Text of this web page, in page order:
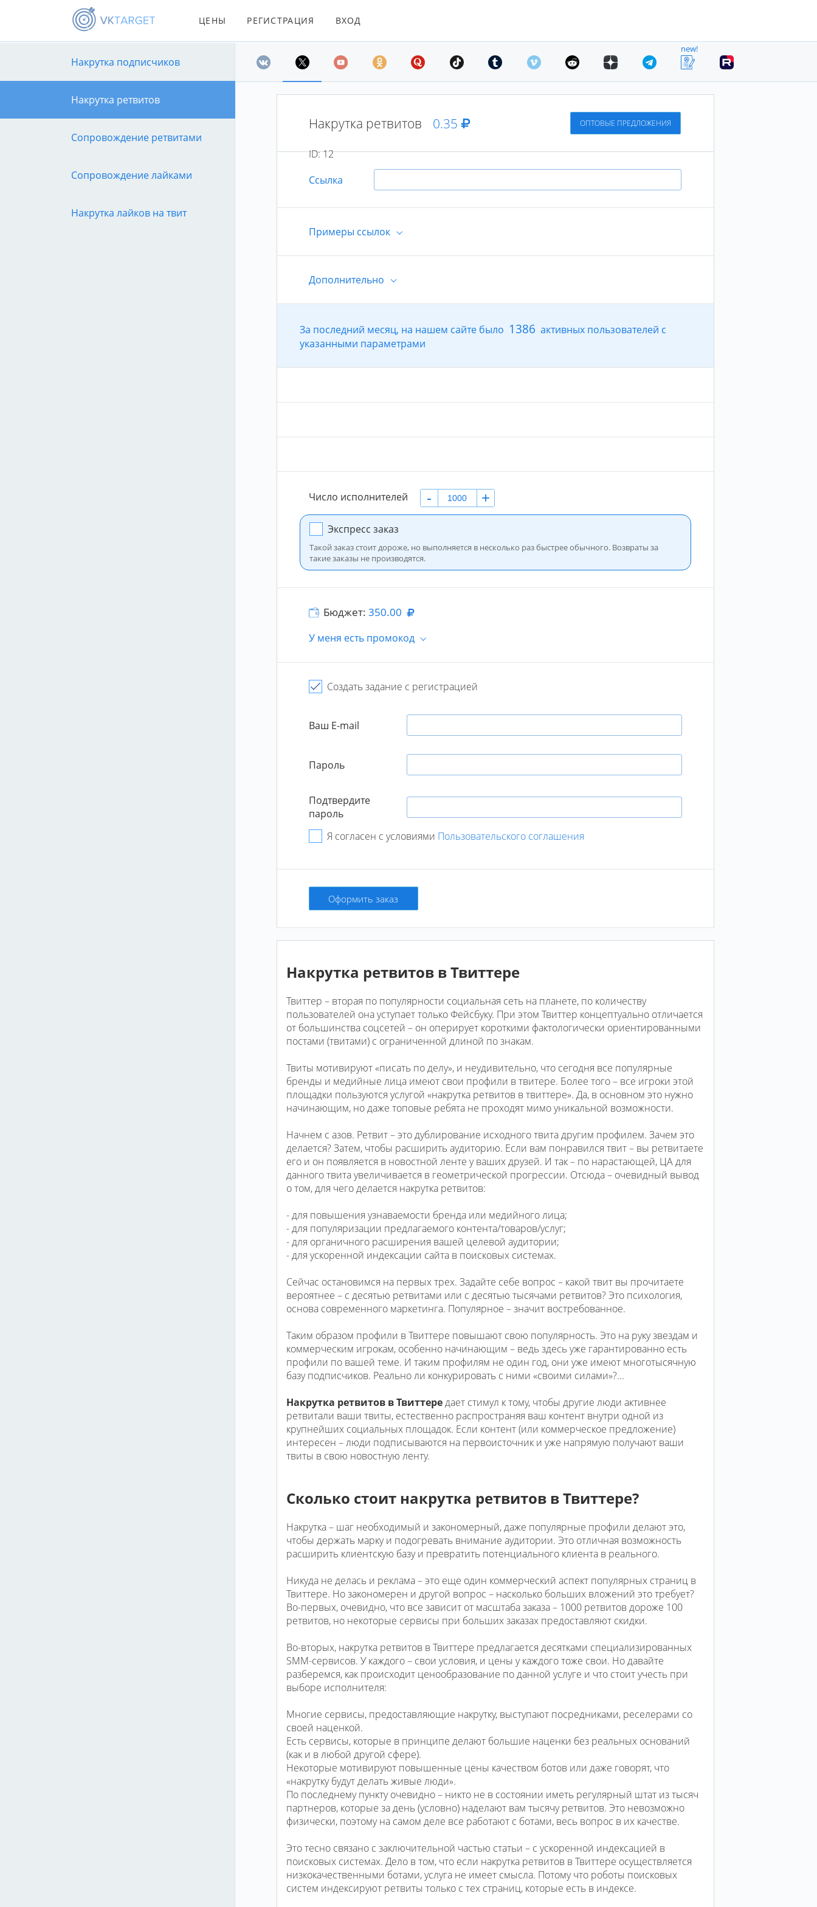
ЦЕНЫ РЕГИСТРАЦИЯ ВХОД
Накрутка подписчиков
Накрутка ретвитов
Сопровождение ретвитами
Сопровождение лайками
Накрутка лайков на твит
new!
Накрутка ретвитов 0.35
ID:12
ОПТОВЫЕ ПРЕДЛОЖЕНИЯ
Ссылка
Примеры ссылок
https://twitter.com/jack/status/20
Дополнительно
Страны Все страны
От + До - +
сутки
Варьировать число исполнений в сутки
За последний месяц, на нашем сайте было 1386 активных пользователей с
указанными параметрами
Число исполнителей - +
Экспресс заказ
Такой заказ стоит дороже, но выполняется в несколько раз быстрее обычного. Возвраты за
такие заказы не производятся.
Бюджет: 350.00
У меня есть промокод
Промокод Подтвердить
Промокод не суммируется с тарифами
Создать задание с регистрацией
Ваш E-mail
Пароль
Подтвердите
пароль
Я согласен с условиями Пользовательского соглашения
Оформить заказ
Накрутка ретвитов в Твиттере
Твиттер – вторая по популярности социальная сеть на планете, по количеству
пользователей она уступает только Фейсбуку. При этом Твиттер концептуально отличается
от большинства соцсетей – он оперирует короткими фактологически ориентированными
постами (твитами) с ограниченной длиной по знакам.
Твиты мотивируют «писать по делу», и неудивительно, что сегодня все популярные
бренды и медийные лица имеют свои профили в твитере. Более того – все игроки этой
площадки пользуются услугой «накрутка ретвитов в твиттере». Да, в основном это нужно
начинающим, но даже топовые ребята не проходят мимо уникальной возможности.
Начнем с азов. Ретвит – это дублирование исходного твита другим профилем. Зачем это
делается? Затем, чтобы расширить аудиторию. Если вам понравился твит – вы ретвитаете
его и он появляется в новостной ленте у ваших друзей. И так – по нарастающей, ЦА для
данного твита увеличивается в геометрической прогрессии. Отсюда – очевидный вывод
о том, для чего делается накрутка ретвитов:
- для повышения узнаваемости бренда или медийного лица;
- для популяризации предлагаемого контента/товаров/услуг;
- для органичного расширения вашей целевой аудитории;
- для ускоренной индексации сайта в поисковых системах.
Сейчас остановимся на первых трех. Задайте себе вопрос – какой твит вы прочитаете
вероятнее – с десятью ретвитами или с десятью тысячами ретвитов? Это психология,
основа современного маркетинга. Популярное – значит востребованное.
Таким образом профили в Твиттере повышают свою популярность. Это на руку звездам и
коммерческим игрокам, особенно начинающим – ведь здесь уже гарантированно есть
профили по вашей теме. И таким профилям не один год, они уже имеют многотысячную
базу подписчиков. Реально ли конкурировать с ними «своими силами»?...
Накрутка ретвитов в Твиттередает стимул к тому, чтобы другие люди активнее
ретвитали ваши твиты, естественно распространяя ваш контент внутри одной из
крупнейших социальных площадок. Если контент (или коммерческое предложение)
интересен – люди подписываются на первоисточник и уже напрямую получают ваши
твиты в свою новостную ленту.
Сколько стоит накрутка ретвитов в Твиттере?
Накрутка – шаг необходимый и закономерный, даже популярные профили делают это,
чтобы держать марку и подогревать внимание аудитории. Это отличная возможность
расширить клиентскую базу и превратить потенциального клиента в реального.
Никуда не делась и реклама – это еще один коммерческий аспект популярных страниц в
Твиттере. Но закономерен и другой вопрос – насколько больших вложений это требует?
Во-первых, очевидно, что все зависит от масштаба заказа – 1000 ретвитов дороже 100
ретвитов, но некоторые сервисы при больших заказах предоставляют скидки.
Во-вторых, накрутка ретвитов в Твиттере предлагается десятками специализированных
SMM-сервисов. У каждого – свои условия, и цены у каждого тоже свои. Но давайте
разберемся, как происходит ценообразование по данной услуге и что стоит учесть при
выборе исполнителя:
Многие сервисы, предоставляющие накрутку, выступают посредниками, реселерами со
своей наценкой.
Есть сервисы, которые в принципе делают большие наценки без реальных оснований
(как и в любой другой сфере).
Некоторые мотивируют повышенные цены качеством ботов или даже говорят, что
«накрутку будут делать живые люди».
По последнему пункту очевидно – никто не в состоянии иметь регулярный штат из тысяч
партнеров, которые за день (условно) наделают вам тысячу ретвитов. Это невозможно
физически, поэтому на самом деле все работают с ботами, весь вопрос в их качестве.
Это тесно связано с заключительной частью статьи – с ускоренной индексацией в
поисковых системах. Дело в том, что если накрутка ретвитов в Твиттере осуществляется
низкокачественными ботами, услуга не имеет смысла. Потому что роботы поисковых
систем индексируют ретвиты только с тех страниц, которые есть в индексе.